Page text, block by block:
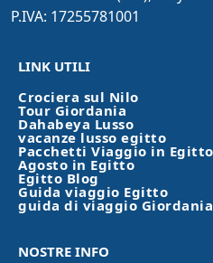
P.IVA: 17255781001
LINK UTILI
Crociera sul Nilo
Tour Giordania
Dahabeya Lusso
vacanze lusso egitto
Pacchetti Viaggio in Egitto
Agosto in Egitto
Egitto Blog
Guida viaggio Egitto
guida di viaggio Giordania
NOSTRE INFO